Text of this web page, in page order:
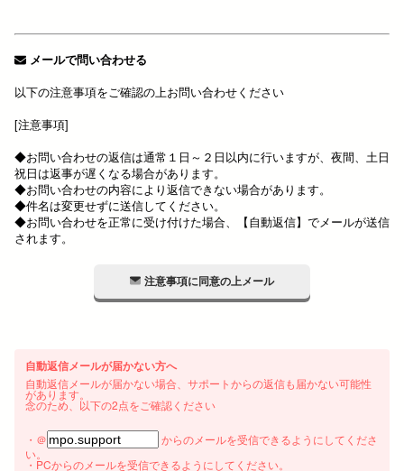
メールで問い合わせる
以下の注意事項をご確認の上お問い合わせください
[注意事項]
◆お問い合わせの返信は通常１日～２日以内に行いますが、夜間、土日
祝日は返事が遅くなる場合があります。
◆お問い合わせの内容により返信できない場合があります。
◆件名は変更せずに送信してください。
◆お問い合わせを正常に受け付けた場合、【自動返信】でメールが送信
されます。
注意事項に同意の上メール
自動返信メールが届かない方へ
自動返信メールが届かない場合、サポートからの返信も届かない可能性
があります。
念のため、以下の2点をご確認ください
・＠
からのメールを受信できるようにしてくださ
い。
・PCからのメールを受信できるようにしてください。